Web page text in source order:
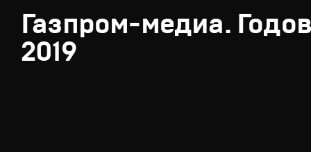
Газпром-медиа.
2019